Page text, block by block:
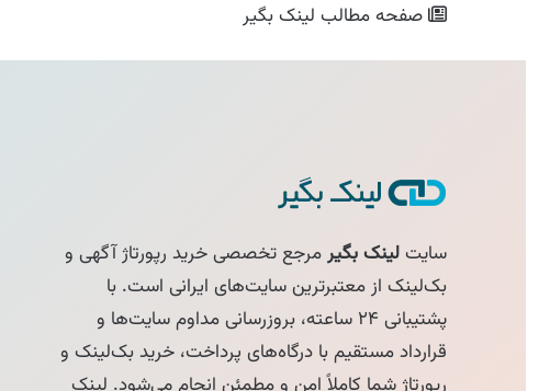
صفحه مطالبلینک بگیر
سایتلینک بگیرمرجع تخصصی خرید رپورتاژ آگهی و
بک‌لینک از معتبرترین سایت‌های ایرانی است. با
پشتیبانی ۲۴ ساعته، بروزرسانی مداوم سایت‌ها و
قرارداد مستقیم با درگاه‌های پرداخت، خرید بک‌لینک و
رپورتاژ شما کاملاً امن و مطمئن انجام می‌شود. لینک